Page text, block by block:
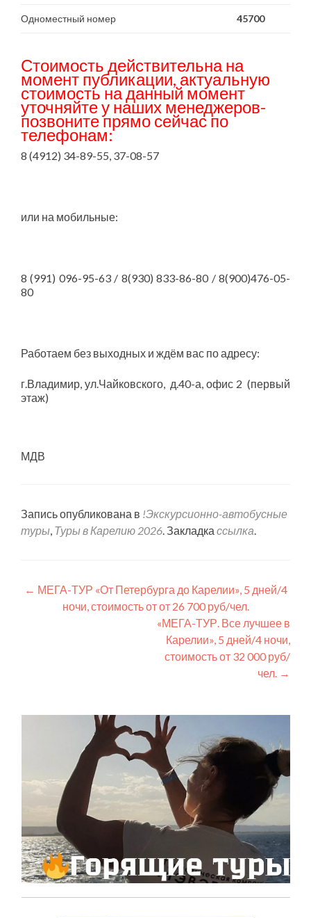
Одноместный номер 45700
Стоимость действительна на
момент публикации, актуальную
стоимость на данный момент
уточняйте у наших менеджеров-
позвоните прямо сейчас по
телефонам:
8 (4912) 34-89-55, 37-08-57
или на мобильные:
8 (991) 096-95-63 / 8(930) 833-86-80 / 8(900)476-05-
80
Работаем без выходных и ждём вас по адресу:
г.Владимир, ул.Чайковского, д.40-а, офис 2 (первый
этаж)
МДВ
Запись опубликована в !Экскурсионно-автобусные
туры, Туры в Карелию 2026. Закладка ссылка.
Навигация по записям
← МЕГА-ТУР «От Петербурга до Карелии», 5 дней/4
ночи, стоимость от от 26 700 руб/чел.
«МЕГА-ТУР. Все лучшее в
Карелии», 5 дней/4 ночи,
стоимость от 32 000 руб/
чел. →